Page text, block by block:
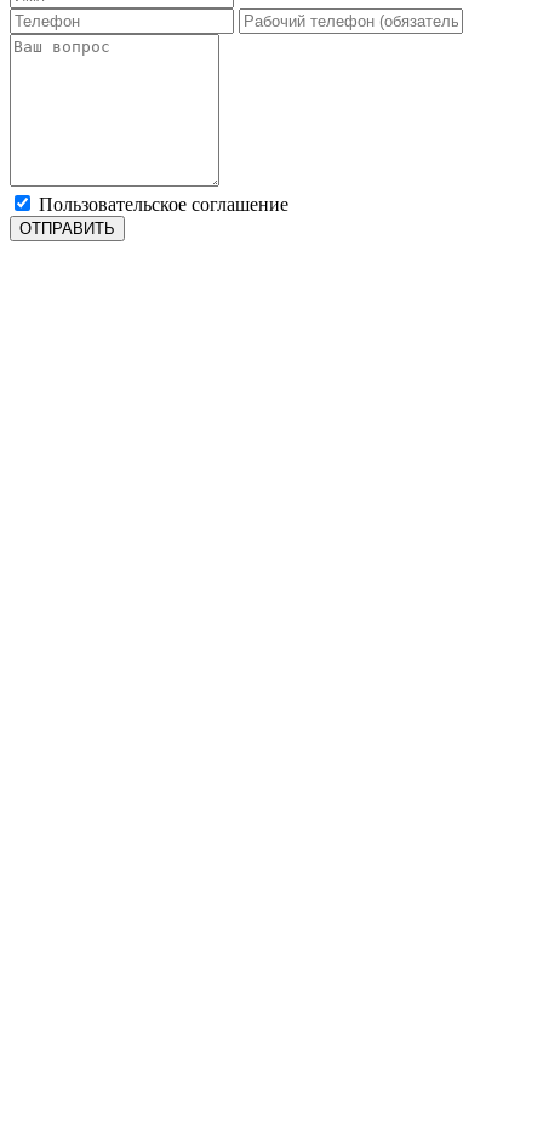
Пользовательское соглашение
ОТПРАВИТЬ